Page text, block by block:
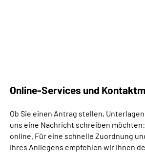
Über uns
Inhalte in Gebärdensprache (DGS)
Leichte Sprache
Online-Services und
Ob Sie einen Antrag stellen,
uns eine Nachricht schreiben
online. Für eine schnelle Zuordnung
Ihres Anliegens empfehlen wir Ihnen